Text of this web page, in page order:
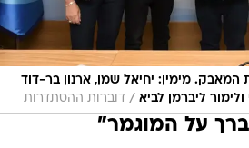
מימין: יחיאל שמן, ארנון בר-דוד
ליברמן לביא / דוברות ההסתדרות
על המוגמר"